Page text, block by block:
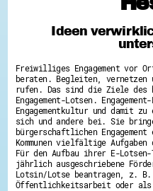
Hessen
Zeig
mit Herz
8
SHARE
Ideen
Freiwilliges Engagement vor
beraten. Begleiten, vernetzen
rufen. Das sind die Ziele des
Engagement-Lotsen.
Engagementkultur und damit
sich und andere bei. Sie
bürgerschaftlichen Engagement
Kommunen vielfältige Aufgaben
Für den Aufbau ihrer E-Lotsen-
jährlich ausgeschriebene
Lotsin/Lotse beantragen, z.
Öffentlichkeitsarbeit oder